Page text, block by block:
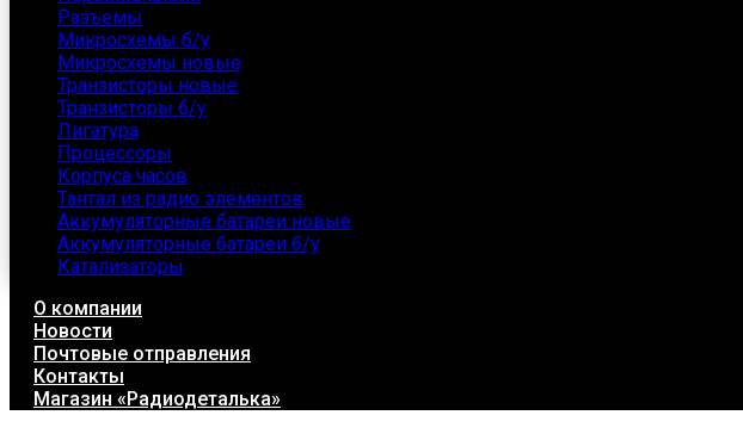
Разъемы
Микросхемы б/у
Микросхемы новые
Транзисторы новые
Транзисторы б/у
Лигатура
Процессоры
Корпуса часов
Тантал из радио элементов
Аккумуляторные батареи новые
Аккумуляторные батареи б/у
Катализаторы
О компании
Новости
Почтовые отправления
Контакты
Магазин «Радиодеталька»